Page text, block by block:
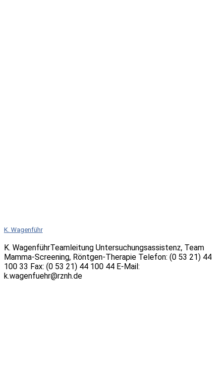
K. Wagenführ
K. WagenführTeamleitung Untersuchungsassistenz, Team
Mamma-Screening, Röntgen-Therapie Telefon: (0 53 21) 44
100 33 Fax: (0 53 21) 44 100 44 E-Mail:
k.wagenfuehr@rznh.de